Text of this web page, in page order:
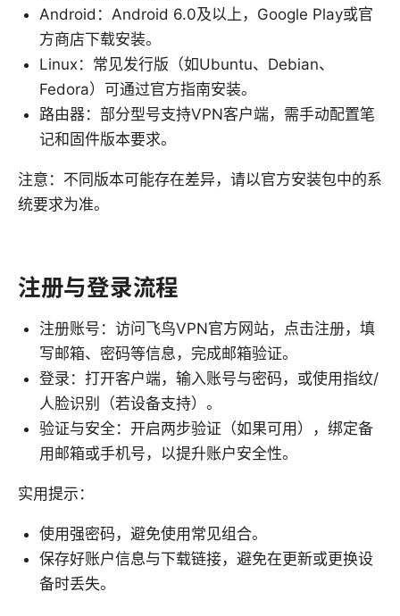
Android：Android 6.0及以上，Google Play或官
方商店下载安装。
Linux：常见发行版（如Ubuntu、Debian、
Fedora）可通过官方指南安装。
路由器：部分型号支持VPN客户端，需手动配置笔
记和固件版本要求。
注意：不同版本可能存在差异，请以官方安装包中的系
统要求为准。
注册与登录流程
注册账号：访问飞鸟VPN官方网站，点击注册，填
写邮箱、密码等信息，完成邮箱验证。
登录：打开客户端，输入账号与密码，或使用指纹/
人脸识别（若设备支持）。
验证与安全：开启两步验证（如果可用），绑定备
用邮箱或手机号，以提升账户安全性。
实用提示：
使用强密码，避免使用常见组合。
保存好账户信息与下载链接，避免在更新或更换设
备时丢失。